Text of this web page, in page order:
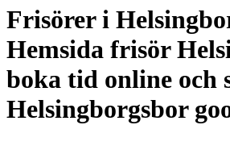
Frisörer i
Hemsida frisör
boka tid online och
Helsingborgsbor